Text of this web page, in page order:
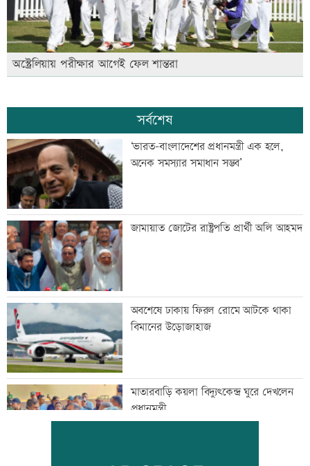
অস্ট্রেলিয়ায় পরীক্ষার আগেই ফেল শান্তরা
সর্বশেষ
‘ভারত-বাংলাদেশের প্রধানমন্ত্রী এক হলে,
অনেক সমস্যার সমাধান সম্ভব’
জামায়াত জোটের রাষ্ট্রপতি প্রার্থী অলি আহমদ
অবশেষে ঢাকায় ফিরল রোমে আটকে থাকা
বিমানের উড়োজাহাজ
মাতারবাড়ি কয়লা বিদ্যুৎকেন্দ্র ঘুরে দেখলেন
প্রধানমন্ত্রী